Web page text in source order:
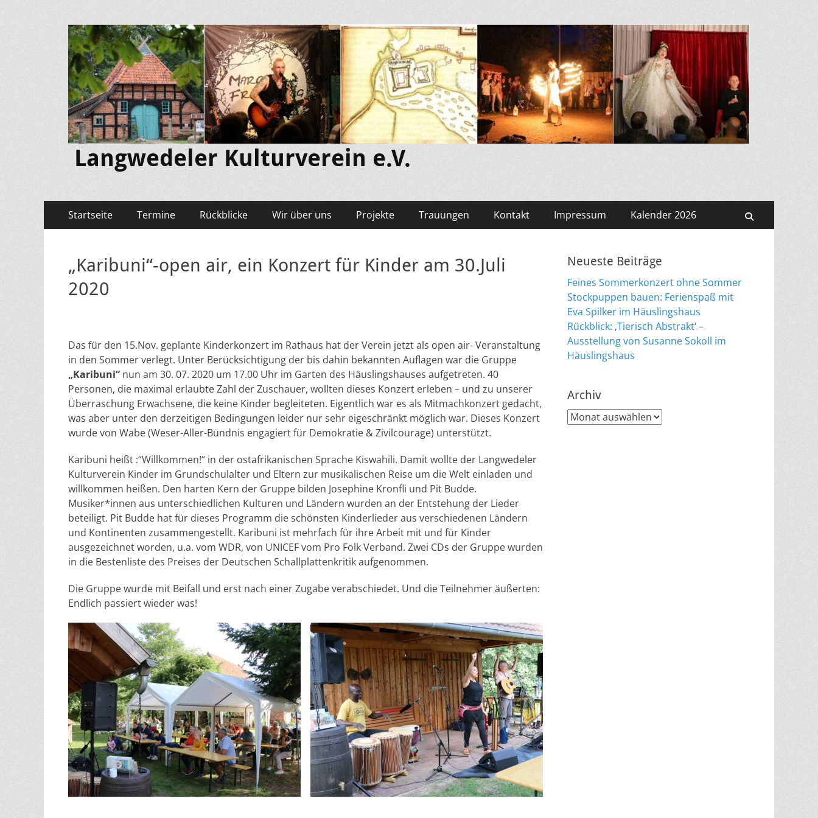
Langwedeler Kulturverein e.V.
Primäres
Menü
Inhalt
Startseite Termine Rückblicke Wir über uns Projekte Trauungen Kontakt Impressum Kalender 2026
„Karibuni“-open air, ein Konzert für Kinder am 30.Juli
2020
Das für den 15.Nov. geplante Kinderkonzert im Rathaus hat der Verein jetzt als open air- Veranstaltung
in den Sommer verlegt. Unter Berücksichtigung der bis dahin bekannten Auflagen war die Gruppe
„Karibuni“ nun am 30. 07. 2020 um 17.00 Uhr im Garten des Häuslingshauses aufgetreten. 40
Personen, die maximal erlaubte Zahl der Zuschauer, wollten dieses Konzert erleben – und zu unserer
Überraschung Erwachsene, die keine Kinder begleiteten. Eigentlich war es als Mitmachkonzert gedacht,
was aber unter den derzeitigen Bedingungen leider nur sehr eigeschränkt möglich war. Dieses Konzert
wurde von Wabe (Weser-Aller-Bündnis engagiert für Demokratie & Zivilcourage) unterstützt.
Karibuni heißt :“Willkommen!“ in der ostafrikanischen Sprache Kiswahili. Damit wollte der Langwedeler
Kulturverein Kinder im Grundschulalter und Eltern zur musikalischen Reise um die Welt einladen und
willkommen heißen. Den harten Kern der Gruppe bilden Josephine Kronfli und Pit Budde.
Musiker*innen aus unterschiedlichen Kulturen und Ländern wurden an der Entstehung der Lieder
beteiligt. Pit Budde hat für dieses Programm die schönsten Kinderlieder aus verschiedenen Ländern
und Kontinenten zusammengestellt. Karibuni ist mehrfach für ihre Arbeit mit und für Kinder
ausgezeichnet worden, u.a. vom WDR, von UNICEFvom Pro Folk Verband. Zwei CDs der Gruppe wurden
in die Bestenliste des Preises der Deutschen Schallplattenkritik aufgenommen.
Die Gruppe wurde mit Beifall und erst nach einer Zugabe verabschiedet. Und die Teilnehmer äußerten:
Endlich passiert wieder was!
Neueste Beiträge
Feines Sommerkonzert ohne Sommer
Stockpuppen bauen: Ferienspaß mit
Eva Spilker im Häuslingshaus
Rückblick: ‚Tierisch Abstrakt‘ –
Ausstellung von Susanne Sokoll im
Häuslingshaus
Archiv
Archiv